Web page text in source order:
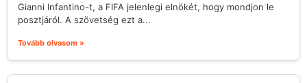
Gianni Infantino-t, a FIFA jelenlegi elnökét, hogy mondjon le
posztjáról. A szövetség ezt a...
Tovább olvasom »